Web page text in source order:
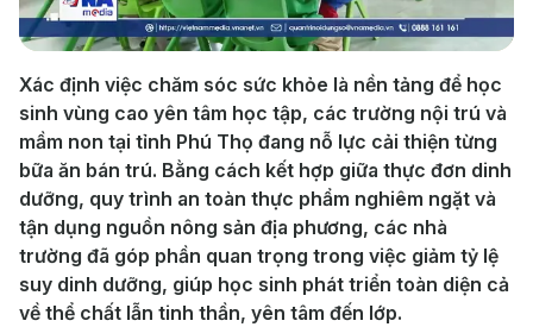
Video
Xác định việc chăm sóc sức khỏe là nền tảng để học
sinh vùng cao yên tâm học tập, các trường nội trú và
mầm non tại tỉnh Phú Thọ đang nỗ lực cải thiện từng
bữa ăn bán trú. Bằng cách kết hợp giữa thực đơn dinh
dưỡng, quy trình an toàn thực phẩm nghiêm ngặt và
tận dụng nguồn nông sản địa phương, các nhà
trường đã góp phần quan trọng trong việc giảm tỷ lệ
suy dinh dưỡng, giúp học sinh phát triển toàn diện cả
về thể chất lẫn tinh thần, yên tâm đến lớp.